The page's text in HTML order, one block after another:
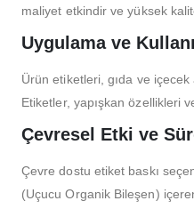
maliyet etkindir ve yüksek
Uygulama ve
Ürün etiketleri, gıda ve
Etiketler, yapışkan özellikleri
Çevresel Etki ve
Çevre dostu etiket baskı
(Uçucu Organik Bileşen)